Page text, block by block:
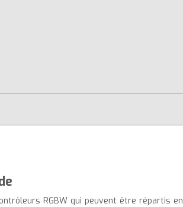
RGBW qui peuvent être répartis en